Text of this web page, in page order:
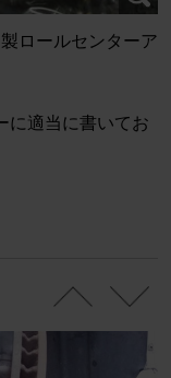
ロールセンターア
に適当に書いてお